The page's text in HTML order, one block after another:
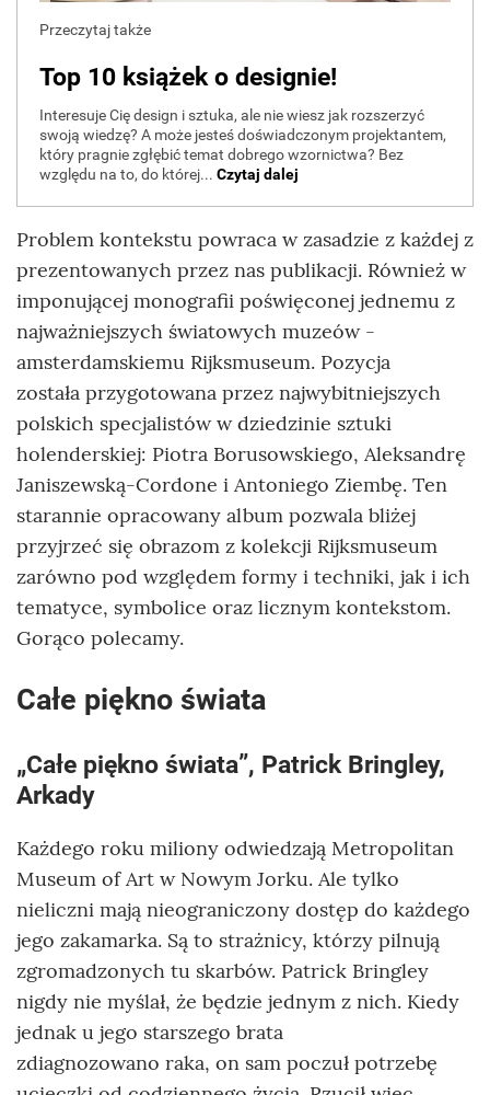
Problem kontekstu powraca w zasadzie z każdej z
prezentowanych przez nas publikacji. Również w
imponującej monografii poświęconej jednemu z
najważniejszych światowych muzeów -
amsterdamskiemu Rijksmuseum. Pozycja
została przygotowana przez najwybitniejszych
polskich specjalistów w dziedzinie sztuki
holenderskiej: Piotra Borusowskiego, Aleksandrę
Janiszewską-Cordone i Antoniego Ziembę. Ten
starannie opracowany album pozwala bliżej
przyjrzeć się obrazom z kolekcji Rijksmuseum
zarówno pod względem formy i techniki, jak i ich
tematyce, symbolice oraz licznym kontekstom.
Gorąco polecamy.
Całe piękno świata
„Całe piękno świata”, Patrick Bringley,
Arkady
Każdego roku miliony odwiedzają Metropolitan
Museum of Art w Nowym Jorku. Ale tylko
nieliczni mają nieograniczony dostęp do każdego
jego zakamarka. Są to strażnicy, którzy pilnują
zgromadzonych tu skarbów. Patrick Bringley
nigdy nie myślał, że będzie jednym z nich. Kiedy
jednak u jego starszego brata
zdiagnozowano raka, on sam poczuł potrzebę